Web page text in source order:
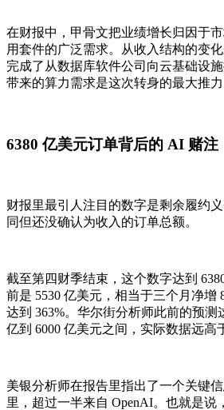
在财报中，甲骨文把业绩增长归因于
用套件的广泛需求。从收入结构的变
完成了从数据库软件公司向云基础设
带来的算力需求是这次转身的最大推力
6380 亿美元订单背后的 AI 赌注
财报里最引人注目的数字是剩余履约
同但还没确认为收入的订单总额。
截至第四财季结束，这个数字达到
前是 5530 亿美元，相当于三个月净增
达到 363%。华尔街分析师此前的预测
亿到 6000 亿美元之间，实际数据远高
美银分析师在报告里指出了一个关键
里，超过一半来自 OpenAI。也就是说